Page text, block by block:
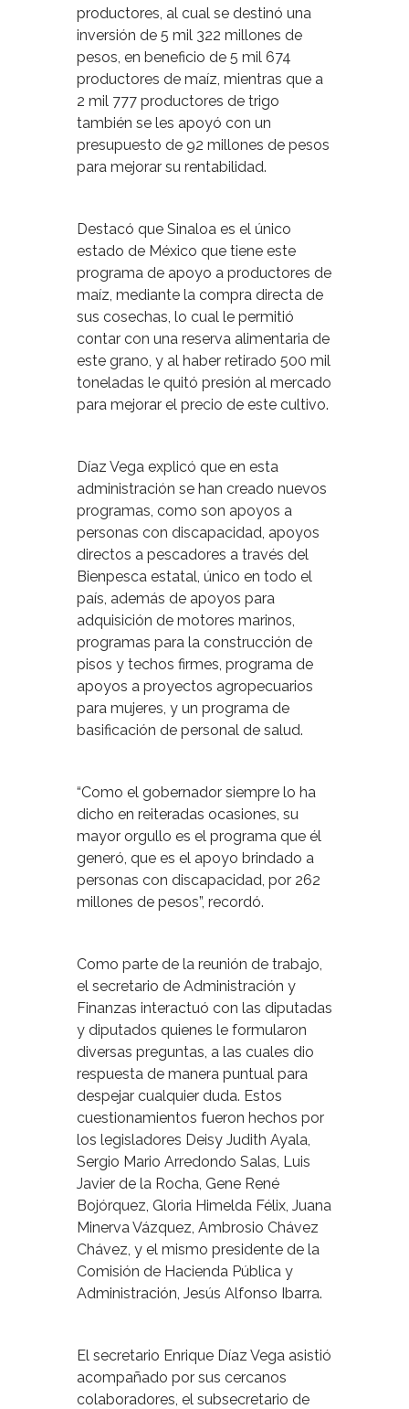
productores, al cual se destinó una
inversión de 5 mil 322 millones de
pesos, en beneficio de 5 mil 674
productores de maíz, mientras que a
2 mil 777 productores de trigo
también se les apoyó con un
presupuesto de 92 millones de pesos
para mejorar su rentabilidad.
Destacó que Sinaloa es el único
estado de México que tiene este
programa de apoyo a productores de
maíz, mediante la compra directa de
sus cosechas, lo cual le permitió
contar con una reserva alimentaria de
este grano, y al haber retirado 500 mil
toneladas le quitó presión al mercado
para mejorar el precio de este cultivo.
Díaz Vega explicó que en esta
administración se han creado nuevos
programas, como son apoyos a
personas con discapacidad, apoyos
directos a pescadores a través del
Bienpesca estatal, único en todo el
país, además de apoyos para
adquisición de motores marinos,
programas para la construcción de
pisos y techos firmes, programa de
apoyos a proyectos agropecuarios
para mujeres, y un programa de
basificación de personal de salud.
“Como el gobernador siempre lo ha
dicho en reiteradas ocasiones, su
mayor orgullo es el programa que él
generó, que es el apoyo brindado a
personas con discapacidad, por 262
millones de pesos”, recordó.
Como parte de la reunión de trabajo,
el secretario de Administración y
Finanzas interactuó con las diputadas
y diputados quienes le formularon
diversas preguntas, a las cuales dio
respuesta de manera puntual para
despejar cualquier duda. Estos
cuestionamientos fueron hechos por
los legisladores Deisy Judith Ayala,
Sergio Mario Arredondo Salas, Luis
Javier de la Rocha, Gene René
Bojórquez, Gloria Himelda Félix, Juana
Minerva Vázquez, Ambrosio Chávez
Chávez, y el mismo presidente de la
Comisión de Hacienda Pública y
Administración, Jesús Alfonso Ibarra.
El secretario Enrique Díaz Vega asistió
acompañado por sus cercanos
colaboradores, el subsecretario de